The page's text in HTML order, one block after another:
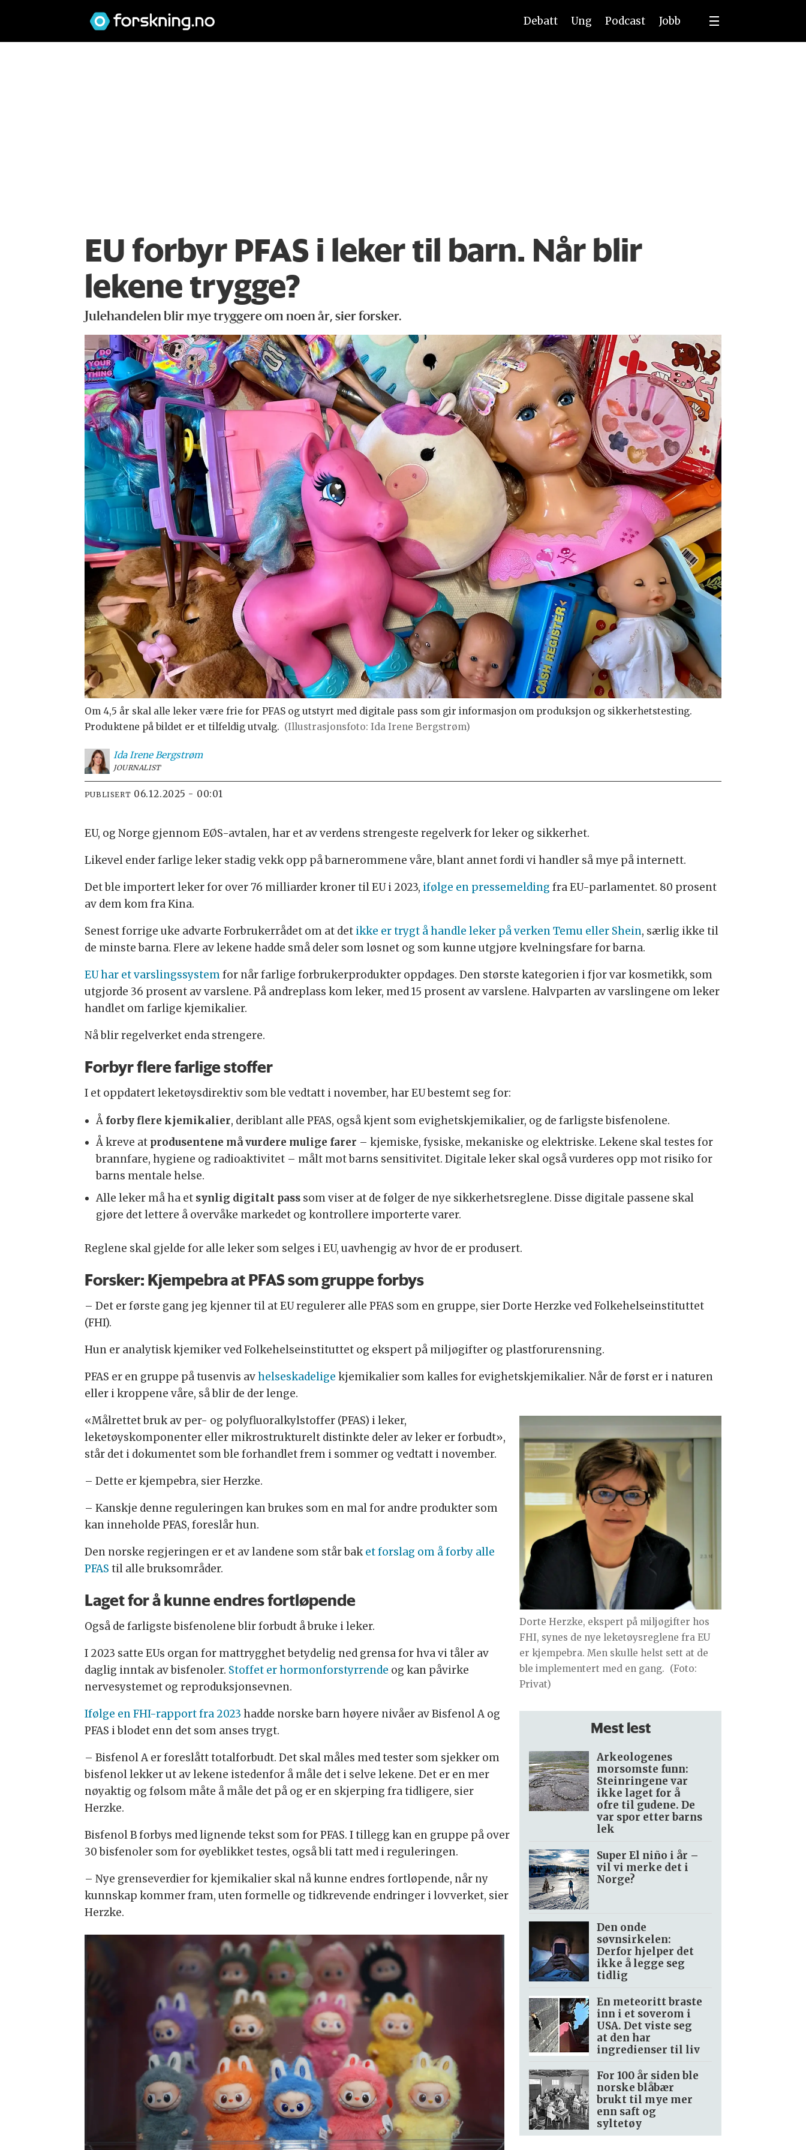
Debatt Ung Podcast Jobb
EU forbyr PFAS i leker til barn. Når blir
lekene trygge?
Julehandelen blir mye tryggere om noen år, sier forsker.
Om 4,5 år skal alle leker være frie for PFAS og utstyrt med digitale pass som gir informasjon om produksjon og sikkerhetstesting.
Produktene på bildet er et tilfeldig utvalg. (Illustrasjonsfoto: Ida Irene Bergstrøm)
Ida Irene Bergstrøm
JOURNALIST
PUBLISERT 06.12.2025 - 00:01
EU, og Norge gjennom EØS-avtalen, har et av verdens strengeste regelverk for leker og sikkerhet.
Likevel ender farlige leker stadig vekk opp på barnerommene våre, blant annet fordi vi handler så mye på internett.
Det ble importert leker for over 76 milliarder kroner til EU i 2023, ifølge en pressemelding fra EU-parlamentet. 80 prosent
av dem kom fra Kina.
Senest forrige uke advarte Forbrukerrådet om at det ikke er trygt å handle leker på verken Temu eller Shein, særlig ikke til
de minste barna. Flere av lekene hadde små deler som løsnet og som kunne utgjøre kvelningsfare for barna.
EU har et varslingssystemfor når farlige forbrukerprodukter oppdages. Den største kategorien i fjor var kosmetikk, som
utgjorde 36 prosent av varslene. På andreplass kom leker, med 15 prosent av varslene. Halvparten av varslingene om leker
handlet om farlige kjemikalier.
Nå blir regelverket enda strengere.
Forbyr flere farlige stoffer
I et oppdatert leketøysdirektiv som ble vedtatt i november, har EU bestemt seg for:
Å forby flere kjemikalier, deriblant alle PFAS, også kjent som evighetskjemikalier, og de farligste bisfenolene.
Å kreve at produsentene må vurdere mulige farer – kjemiske, fysiske, mekaniske og elektriske. Lekene skal testes for
brannfare, hygiene og radioaktivitet – målt mot barns sensitivitet. Digitale leker skal også vurderes opp mot risiko for
barns mentale helse.
Alle leker må ha et synlig digitalt passsom viser at de følger de nye sikkerhetsreglene. Disse digitale passene skal
gjøre det lettere å overvåke markedet og kontrollere importerte varer.
Reglene skal gjelde for alle leker som selges i EU, uavhengig av hvor de er produsert.
Forsker: Kjempebra at PFAS som gruppe forbys
– Det er første gang jeg kjenner til at EU regulerer alle PFAS som en gruppe, sier Dorte Herzke ved Folkehelseinstituttet
(FHI).
Hun er analytisk kjemiker ved Folkehelseinstituttet og ekspert på miljøgifter og plastforurensning.
PFAS er en gruppe på tusenvis avhelseskadelige kjemikalier som kalles for evighetskjemikalier. Når de først er i naturen
eller i kroppene våre, så blir de der lenge.
Dorte Herzke, ekspert på miljøgifter hos
FHI, synes de nye leketøysreglene fra EU
er kjempebra. Men skulle helst sett at de
ble implementert med en gang. (Foto:
Privat)
«Målrettet bruk av per- og polyfluoralkylstoffer (PFAS) i leker,
leketøyskomponenter eller mikrostrukturelt distinkte deler av leker er forbudt»,
står det i dokumentet som ble forhandlet frem i sommer og vedtatt i november.
– Dette er kjempebra, sier Herzke.
– Kanskje denne reguleringen kan brukes som en mal for andre produkter som
kan inneholde PFAS, foreslår hun.
Den norske regjeringen er et av landene som står baket forslag om å forby alle
PFAS til alle bruksområder.
Laget for å kunne endres fortløpende
Også de farligste bisfenolene blir forbudt å bruke i leker.
I 2023 satte EUs organ for mattrygghet betydelig ned grensa for hva vi tåler av
daglig inntak av bisfenoler. Stoffet er hormonforstyrrende og kan påvirke
nervesystemet og reproduksjonsevnen.
Mest lest
Arkeologenes
morsomste funn:
Steinringene var
ikke laget for å
ofre til gudene. De
var spor etter barns
lek
Super El niño i år –
vil vi merke det i
Norge?
Den onde
søvnsirkelen:
Derfor hjelper det
ikke å legge seg
tidlig
En meteoritt braste
inn i et soverom i
USA. Det viste seg
at den har
ingredienser til liv
For 100 år siden ble
norske blåbær
brukt til mye mer
enn saft og
syltetøy
Ifølge en FHI-rapport fra 2023 hadde norske barn høyere nivåer av Bisfenol A og
PFAS i blodet enn det som anses trygt.
– Bisfenol A er foreslått totalforbudt. Det skal måles med tester som sjekker om
bisfenol lekker ut av lekene istedenfor å måle det i selve lekene. Det er en mer
nøyaktig og følsom måte å måle det på og er en skjerping fra tidligere, sier
Herzke.
Bisfenol B forbys med lignende tekst som for PFAS. I tillegg kan en gruppe på over
30 bisfenoler som for øyeblikket testes, også bli tatt med i reguleringen.
– Nye grenseverdier for kjemikalier skal nå kunne endres fortløpende, når ny
kunnskap kommer fram, uten formelle og tidkrevende endringer i lovverket, sier
Herzke.